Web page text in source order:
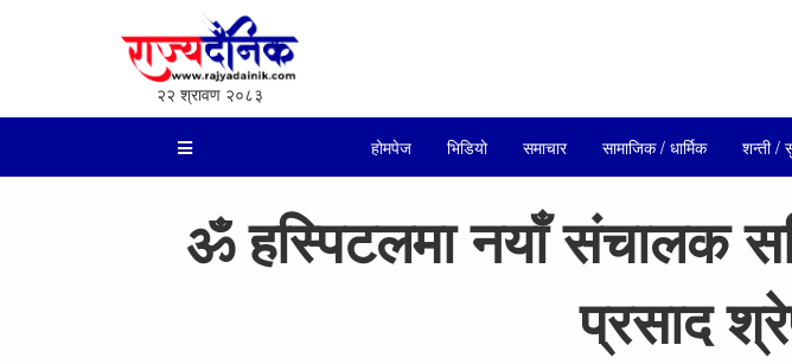
२२ श्रावण २०८३
होमपेज भिडियो समाचार सामाजिक / धार्मिक शन्ती /
ॐ हस्पिटलमा नयाँ संचालक
प्रसाद